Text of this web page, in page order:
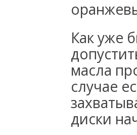
Как уже
масла
случае
диски